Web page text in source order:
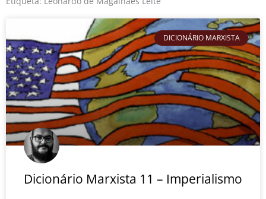
DICIONÁRIO MARXISTA
Dicionário Marxista 11 – Imperialismo